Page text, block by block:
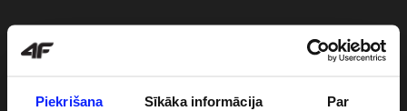
Piekrišana Sīkāka informācija Par